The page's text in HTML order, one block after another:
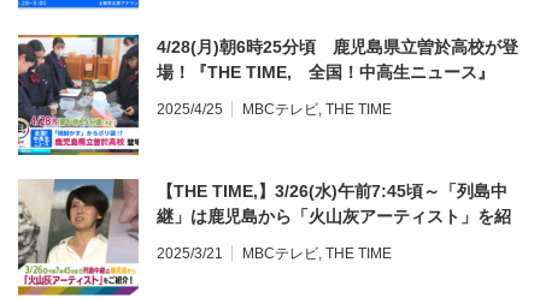
4/28(月)朝6時25分頃 鹿児島県立曽於高校が登
場！『THE TIME, 全国！中高生ニュース』
2025/4/25 MBCテレビ, THE TIME
【THE TIME,】3/26(水)午前7:45頃～「列島中
継」は鹿児島から「火山灰アーティスト」を紹
2025/3/21 MBCテレビ, THE TIME